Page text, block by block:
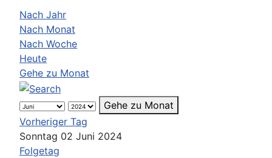
Nach Jahr
Nach Monat
Nach Woche
Heute
Gehe zu Monat
Gehe zu Monat
Vorheriger Tag
Sonntag 02 Juni 2024
Folgetag